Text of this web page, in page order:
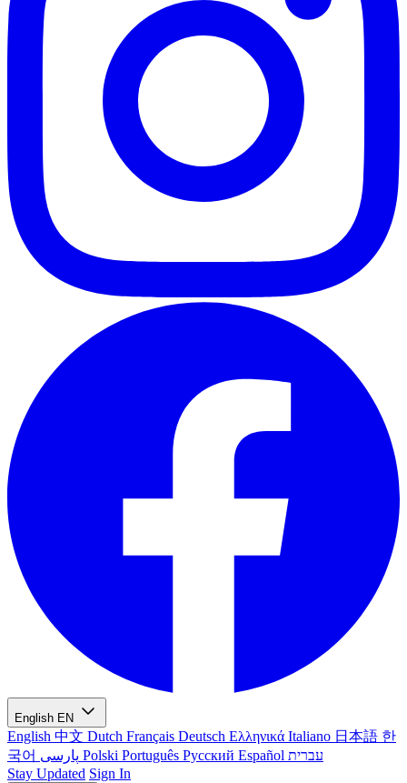
English EN
English 中文 Dutch Français Deutsch Ελληνικά Italiano 日本語 한
국어
Polski Português Русский Español עברית
Stay Updated Sign In